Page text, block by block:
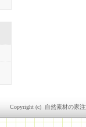
Copyright (c) 自然素材の家